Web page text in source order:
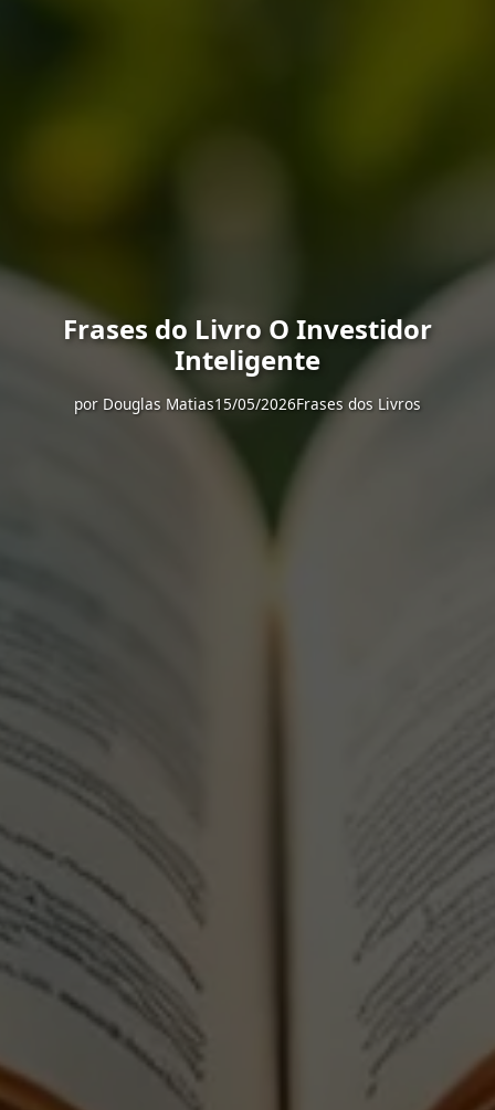
Frases do Livro O Investidor
Inteligente
por Douglas Matias15/05/2026Frases dos Livros